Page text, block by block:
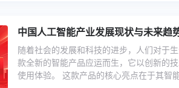
中国人工智能产业发展现状与未来趋
随着社会的发展和科技的进步，人们对于
款全新的智能产品应运而生，它以创新的
使用体验。 这款产品的核心亮点在于其智